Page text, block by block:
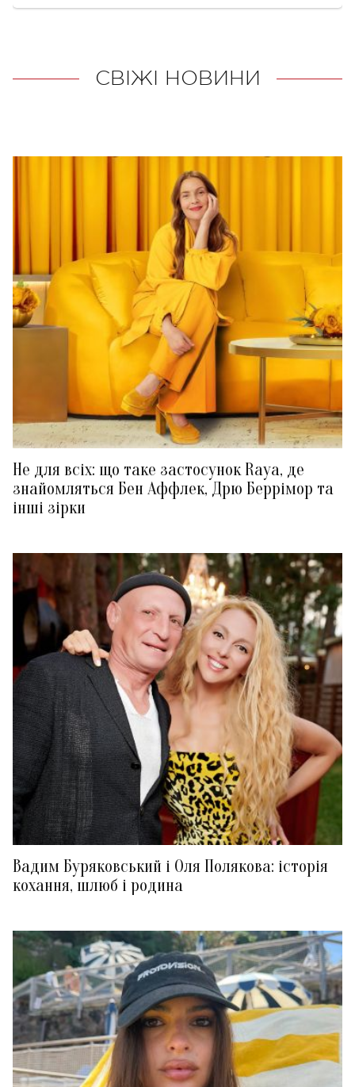
СВІЖІ НОВИНИ
Не для всіх: що таке застосунок Raya, де
знайомляться Бен Аффлек, Дрю Беррімор та
інші зірки
Вадим Буряковський і Оля Полякова: історія
кохання, шлюб і родина